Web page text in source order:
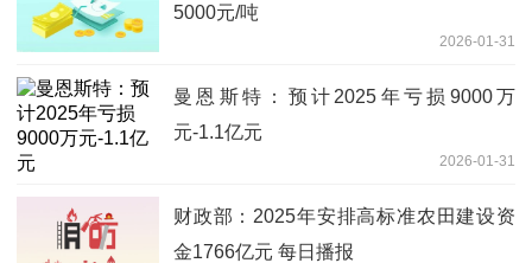
5000元/吨
2026-01-31
曼恩斯特：预计2025年亏损9000万
元-1.1亿元
2026-01-31
财政部：2025年安排高标准农田建设资
金1766亿元 每日播报